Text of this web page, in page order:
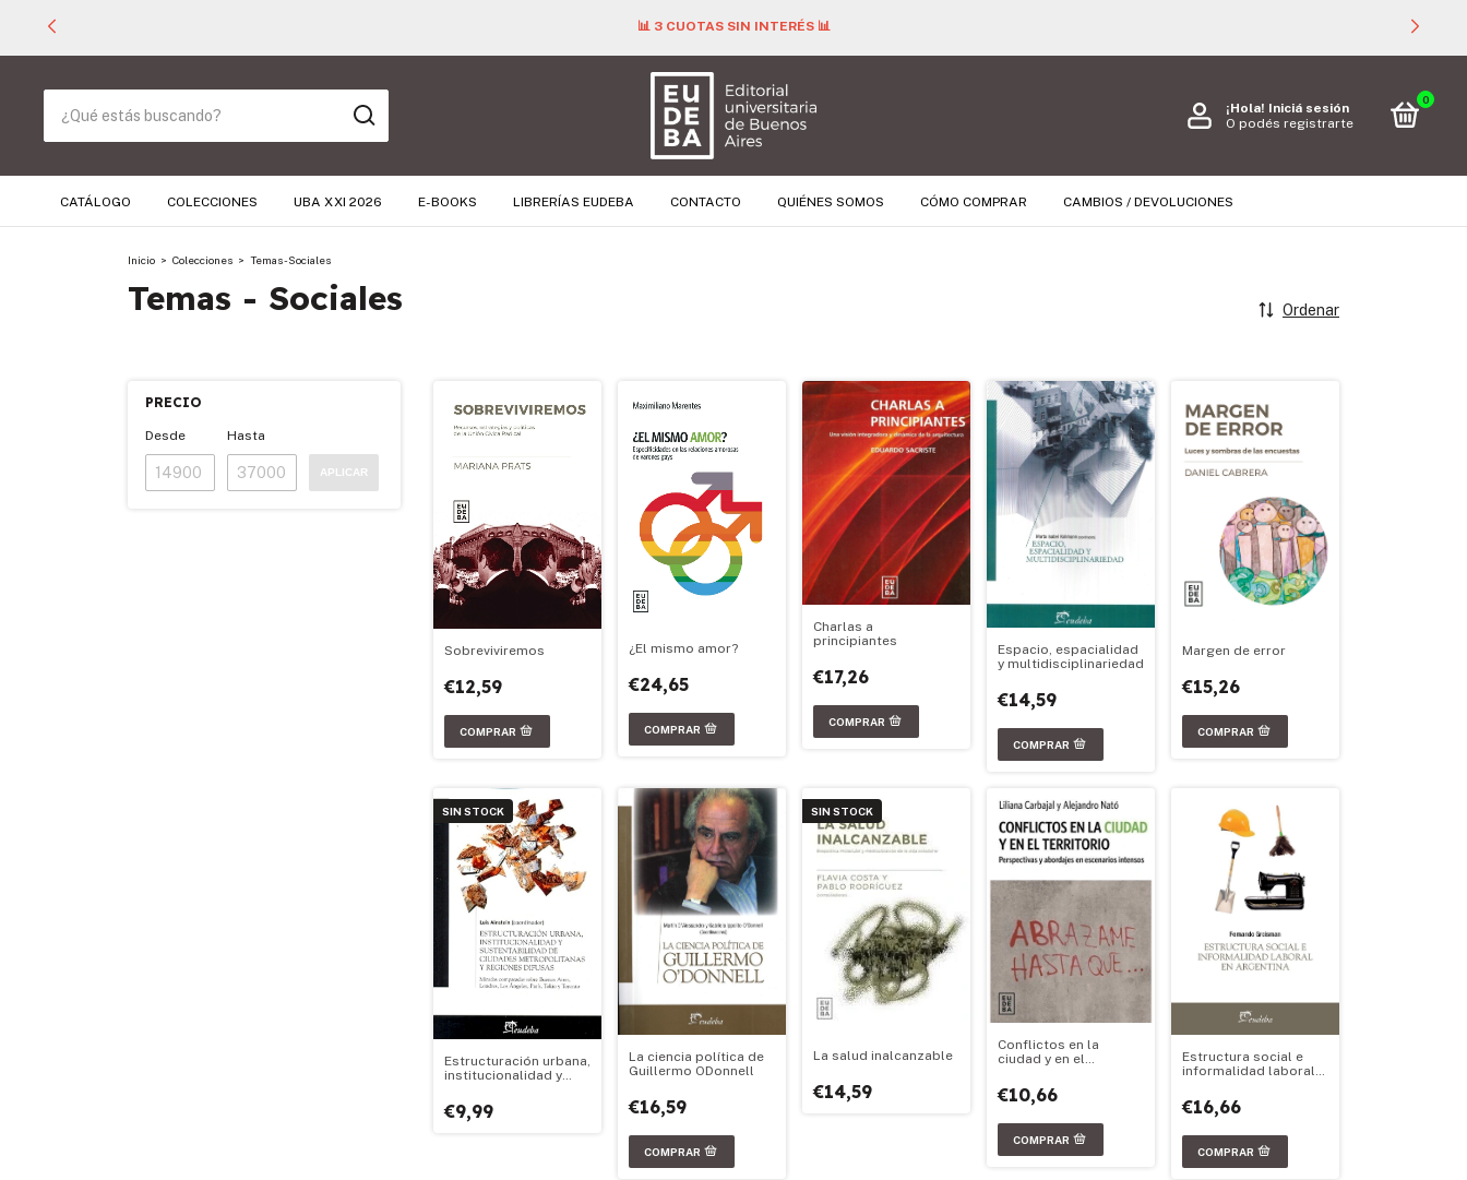
📊 3 CUOTAS SIN INTERÉS 📊
¡Hola! Iniciá sesión
O podés registrarte
0
CATÁLOGO COLECCIONES UBA XXI 2026 E-BOOKS LIBRERÍAS EUDEBA CONTACTO QUIÉNES SOMOS CÓMO COMPRAR CAMBIOS / DEVOLUCIONES
Inicio > Colecciones > Temas - Sociales
Temas - Sociales Ordenar
PRECIO
Desde Hasta
APLICAR
Sobreviviremos
€12,59
¿El mismo amor?
€24,65
Charlas a
principiantes
€17,26
Espacio, espacialidad
y multidisciplinariedad
€14,59
Margen de error
€15,26
SIN STOCK
Estructuración urbana,
institucionalidad y
ciudades
metropolitanas y
€9,99
La ciencia política de
Guillermo ODonnell
€16,59
SIN STOCK
La salud inalcanzable
€14,59
Conflictos en la
ciudad y en el
€10,66
Estructura social e
informalidad laboral
€16,66